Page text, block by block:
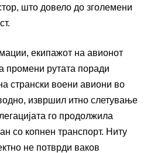
што довело до зголемени
екипажот на авионот
промени рутата поради
странски воени авиони во
извршил итно слетување
го продолжила
со копнен транспорт. Ниту
не потврди ваков